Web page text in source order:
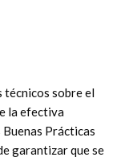
sobre el
la efectiva
Prácticas
garantizar que se